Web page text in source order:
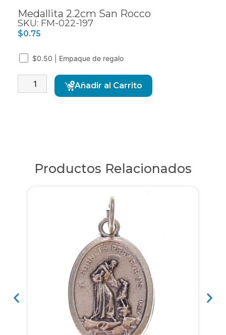
Medallita 2.2cm San Rocco
SKU: FM-022-197
$0.75
$0.50 | Empaque de regalo
Añadir al Carrito
Productos Relacionados